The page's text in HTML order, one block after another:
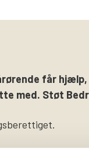
får
med. Støt